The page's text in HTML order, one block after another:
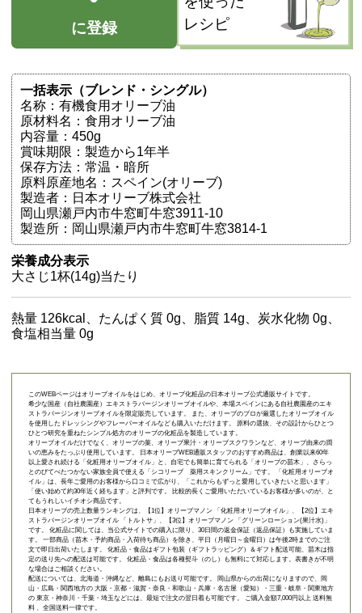
に登録
レシピ
一括表示（ブレンド・シングル）
名称：有機食用オリーブ油
原材料名：食用オリーブ油
内容量：450g
賞味期限：製造から1年半
保存方法：常温・暗所
原料原産地名：スペイン(オリーブ)
製造者：日本オリーブ株式会社
岡山県瀬戸内市牛窓町牛窓3911-10
製造所：岡山県瀬戸内市牛窓町牛窓3814-1
栄養成分表示
大さじ1杯(14g)当たり
熱量 126kcal、たんぱく質 0g、脂質 14g、炭水化物 0g、
食塩相当量 0g
このWEBページはオリーブオイルをはじめ、オリーブ化粧品の日本オリーブ公式通販サイトです。
希少な国産（自社農園産）エキストラバージンオリーブオイルや、本場スペインにある自社農園産のエキ
ストラバージンオリーブオイルを限定販売しています。 また、オリーブのプロが厳選したオリーブオイル
を使用したドレッシングやフレーバーオイルなども購入いただけます。 原料の選抜、その設計からひとつ
ひとつ研究を重ねたシンプル処方のオリーブの化粧品を製造しています。
オリーブオイルだけでなく、オリーブの葉、オリーブ果汁・オリーブスクワランなど、オリーブ由来の潤
いの恵みをたっぷり使用しています。 日本オリーブWEB通販スタッフのおすすめ商品は、創業以来60年
以上愛され続ける「 化粧用オリーブオイル 」と、自宅でも簡単に育てられる「 オリーブの苗木 」、さらっ
とのびてべたつかない家族全員で使える「 シコリーブ 薬用スキンクリーム 」です。 「化粧用オリーブオ
イル」は、長年ご愛用のお客様から口コミで広がり、「これからもずっと愛用していきたいと思います」
「使い始めて約30年近く経ちます」と評判です。 比較的長くご愛用いただいているお客様が多いのが、と
てもうれしいイチオシ商品です。
日本オリーブの売上数量ランキングは、【1位】オリーブマノン 「 化粧用オリーブオイル 」、【2位】 エキ
ストラバージンオリーブオイル 「トルトサ」 、【3位】 オリーブマノン 「グリーンローション(果汁水)」
です。 化粧品に関しては、当公式サイトでの購入に限り、 30日間の返金保証（返品保証）
も実施していま
す。 一部商品（苗木・予約商品・入荷待ち商品）を除き、平日（月曜日～金曜日）は午後2時までのご注
文で即日出荷いたします。 化粧品・食品はギフト包装（ギフトラッピング）＆ギフト配送可能、苗木は指
定の送り先への配送は可能です。 化粧品・食品は各種熨斗（のし）も無料にて対応します。表書きが不明
な場合はご相談ください。
配送については、北海道・沖縄など、離島にもお送り可能です。 岡山県からの出荷になりますので、岡
山・広島・関西地方の 大阪・京都・滋賀・奈良・和歌山・兵庫・名古屋（愛知）・三重・岐阜・関東地方
の 東京・神奈川・千葉・埼玉などには、最短で注文の翌日着も可能です。 ご購入金額7,000円以上 送料無
料 、全国送料一律です。